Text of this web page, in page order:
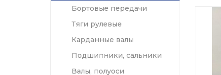
Бортовые передачи
Тяги рулевые
Карданные валы
Подшипники, сальники
Валы, полуоси